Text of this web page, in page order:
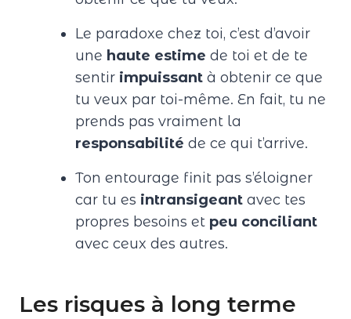
Le paradoxe chez toi, c’est d’avoir
une haute estime de toi et de te
sentir impuissant à obtenir ce que
tu veux par toi-même. En fait, tu ne
prends pas vraiment la
responsabilité de ce qui t’arrive.
Ton entourage finit pas s’éloigner
car tu es intransigeant avec tes
propres besoins et peu conciliant
avec ceux des autres.
Les risques à long terme